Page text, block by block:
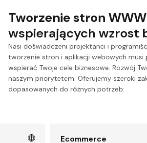
Tworzenie stron WWW
wspierających wzrost
Nasi doświadczeni projektanci i
tworzenie stron i aplikacji webowych musi
wspierać Twoje cele biznesowe. Rozwój
naszym priorytetem. Oferujemy szeroki
dopasowanych do różnych potrzeb:
Ecommerce